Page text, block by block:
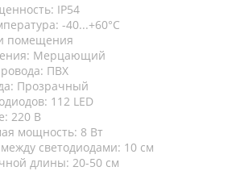
IP54
-40...+60°C
помещения
Мерцающий
ПВХ
Прозрачный
112 LED
220 В
мощность: 8 Вт
светодиодами: 10 см
длины: 20-50 см